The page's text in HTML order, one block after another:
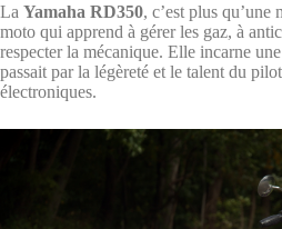
La Yamaha RD350, c’est plus qu’une
moto qui apprend à gérer les gaz, à
respecter la mécanique. Elle incarne
passait par la légèreté et le talent du
électroniques.